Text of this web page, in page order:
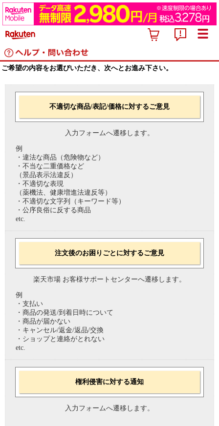
ご希望の内容をお選びいただき、次へとお進み下さい。
不適切な商品/表記/価格に対するご意見
入力フォームへ遷移します。
例
・違法な商品（危険物など）
・不当な二重価格など
（景品表示法違反）
・不適切な表現
（薬機法、健康増進法違反等）
・不適切な文字列（キーワード等）
・公序良俗に反する商品
etc.
注文後のお困りごとに対するご意見
楽天市場 お客様サポートセンターへ遷移します。
例
・支払い
・商品の発送/到着日時について
・商品が届かない
・キャンセル/返金/返品/交換
・ショップと連絡がとれない
etc.
権利侵害に対する通知
入力フォームへ遷移します。